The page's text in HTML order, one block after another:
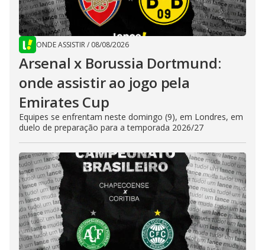
ONDE ASSISTIR/ 08/08/2026
Arsenal x Borussia Dortmund:
onde assistir ao jogo pela
Emirates Cup
Equipes se enfrentam neste domingo (9), em Londres, em
duelo de preparação para a temporada 2026/27